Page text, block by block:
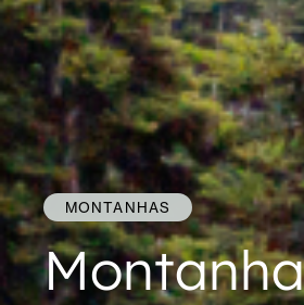
MONTANHAS